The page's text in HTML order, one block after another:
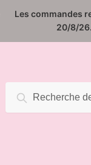
Les commandes
20/8/
pour :
Recherche